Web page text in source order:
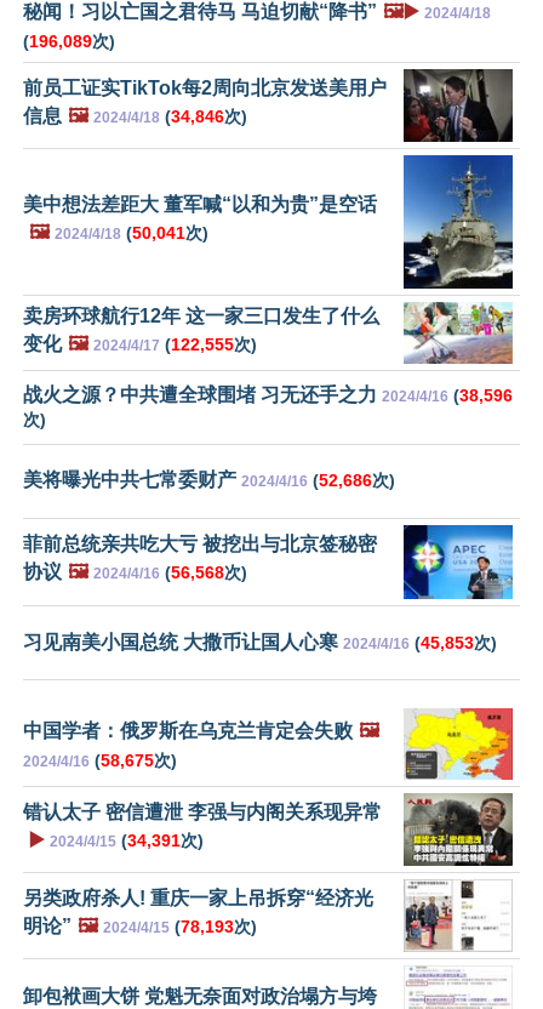
秘闻！习以亡国之君待马 马迫切献“降书” 🖼️▶️ 2024/4/18
(196,089次)
前员工证实TikTok每2周向北京发送美用户
信息 🖼️ 2024/4/18 (34,846次)
美中想法差距大 董军喊“以和为贵”是空话
🖼️ 2024/4/18 (50,041次)
卖房环球航行12年 这一家三口发生了什么
变化 🖼️ 2024/4/17 (122,555次)
战火之源？中共遭全球围堵 习无还手之力 2024/4/16 (38,596
次)
美将曝光中共七常委财产 2024/4/16 (52,686次)
菲前总统亲共吃大亏 被挖出与北京签秘密
协议 🖼️ 2024/4/16 (56,568次)
习见南美小国总统 大撒币让国人心寒 2024/4/16 (45,853次)
中国学者：俄罗斯在乌克兰肯定会失败 🖼️
2024/4/16 (58,675次)
错认太子 密信遭泄 李强与内阁关系现异常
▶️ 2024/4/15 (34,391次)
另类政府杀人! 重庆一家上吊拆穿“经济光
明论” 🖼️ 2024/4/15 (78,193次)
卸包袱画大饼 党魁无奈面对政治塌方与垮